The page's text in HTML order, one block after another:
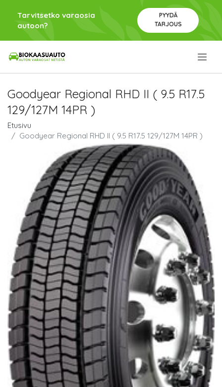
Tarvitsetko varaosia
autoon?
PYYDÄ
TARJOUS
Goodyear Regional RHD II ( 9.5 R17.5
129/127M 14PR )
Etusivu
Goodyear Regional RHD II ( 9.5 R17.5 129/127M 14PR )